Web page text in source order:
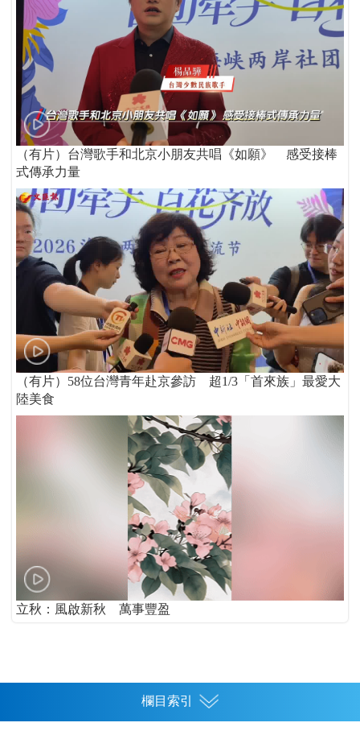
（有片）台灣歌手和北京小朋友共唱《如願》 感受接棒
式傳承力量
（有片）58位台灣青年赴京參訪 超1/3「首來族」最愛大
陸美食
立秋：風啟新秋 萬事豐盈
欄目索引